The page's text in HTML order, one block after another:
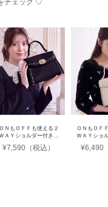
チェック ♡
ＯＮもＯＦＦも使える２
ＷＡＹショルダー付きパ
【Mediumサイズ】
¥7,590（税込）
ＯＮもＯＦ
ＷＡＹショ
【Small
¥6,490